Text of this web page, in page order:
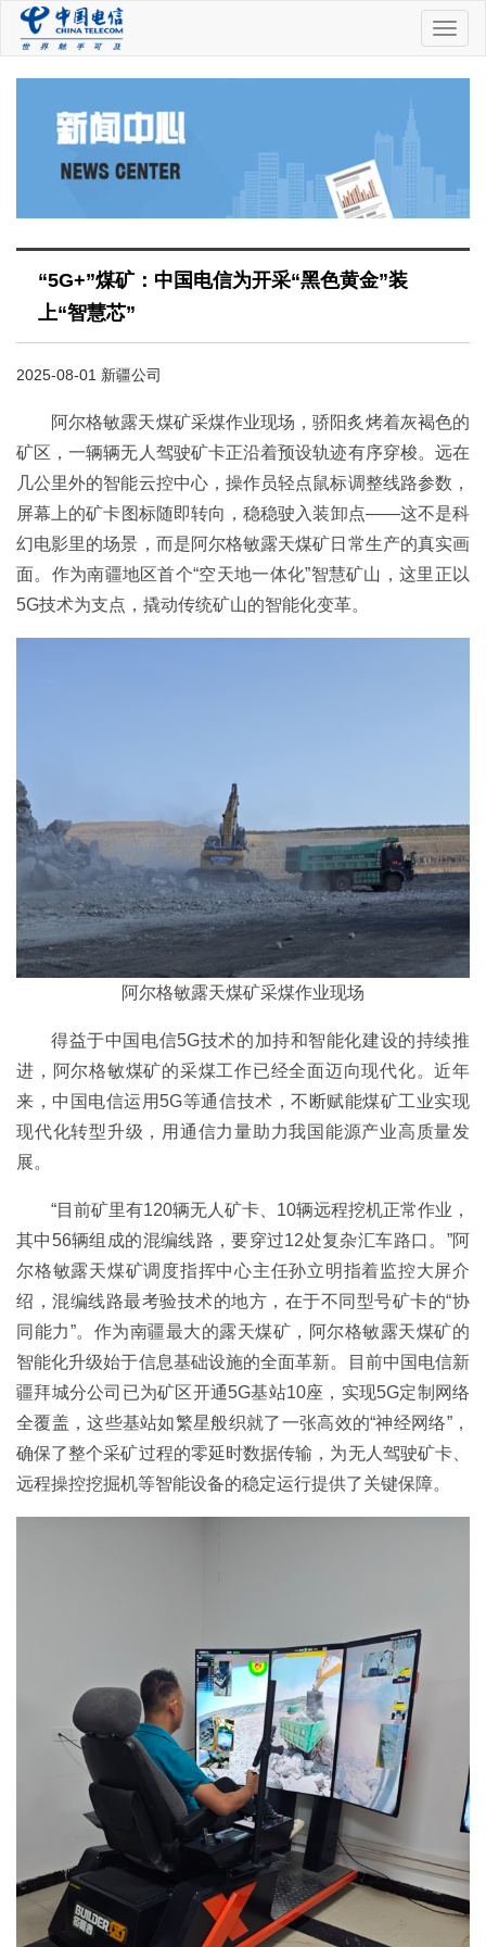
中
国
“5G+”煤矿：中国电信为开采“黑色黄金”装
上“智慧芯”
2025-08-01 新疆公司
阿尔格敏露天煤矿采煤作业现场，骄阳炙烤着灰褐色的
矿区，一辆辆无人驾驶矿卡正沿着预设轨迹有序穿梭。远在
几公里外的智能云控中心，操作员轻点鼠标调整线路参数，
屏幕上的矿卡图标随即转向，稳稳驶入装卸点——这不是科
幻电影里的场景，而是阿尔格敏露天煤矿日常生产的真实画
面。作为南疆地区首个“空天地一体化”智慧矿山，这里正以
5G技术为支点，撬动传统矿山的智能化变革。
阿尔格敏露天煤矿采煤作业现场
得益于中国电信5G技术的加持和智能化建设的持续推
进，阿尔格敏煤矿的采煤工作已经全面迈向现代化。近年
来，中国电信运用5G等通信技术，不断赋能煤矿工业实现
现代化转型升级，用通信力量助力我国能源产业高质量发
展。
“目前矿里有120辆无人矿卡、10辆远程挖机正常作业，
其中56辆组成的混编线路，要穿过12处复杂汇车路口。”阿
尔格敏露天煤矿调度指挥中心主任孙立明指着监控大屏介
绍，混编线路最考验技术的地方，在于不同型号矿卡的“协
同能力”。作为南疆最大的露天煤矿，阿尔格敏露天煤矿的
智能化升级始于信息基础设施的全面革新。目前中国电信新
疆拜城分公司已为矿区开通5G基站10座，实现5G定制网络
全覆盖，这些基站如繁星般织就了一张高效的“神经网络”，
确保了整个采矿过程的零延时数据传输，为无人驾驶矿卡、
远程操控挖掘机等智能设备的稳定运行提供了关键保障。